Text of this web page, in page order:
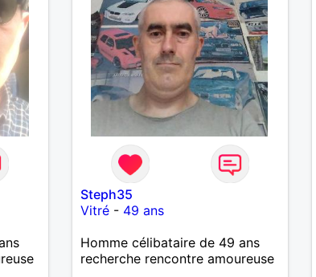
Steph35
Vitré- 49 ans
Homme célibataire de 49 ans
recherche rencontre amoureuse